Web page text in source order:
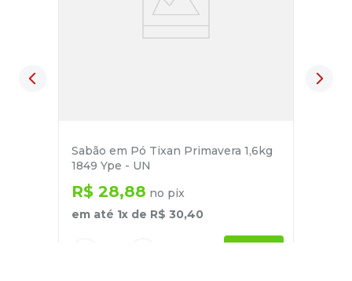
Sabão em Pó Tixan Primavera 1,6kg
1849 Ype - UN
R$ 28,88 no pix
em até 1x de R$ 30,40